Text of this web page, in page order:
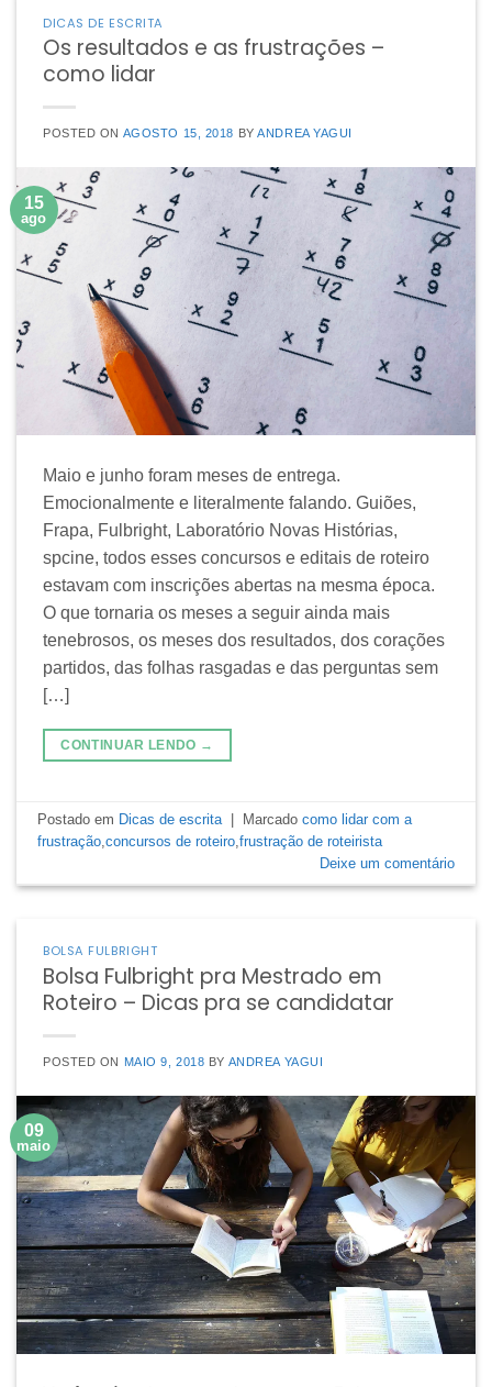
DICAS DE ESCRITA
Os resultados e as frustrações –
como lidar
POSTED ON AGOSTO 15, 2018 BYANDREA YAGUI
15
ago
Maio e junho foram meses de entrega.
Emocionalmente e literalmente falando. Guiões,
Frapa, Fulbright, Laboratório Novas Histórias,
spcine, todos esses concursos e editais de roteiro
estavam com inscrições abertas na mesma época.
O que tornaria os meses a seguir ainda mais
tenebrosos, os meses dos resultados, dos corações
partidos, das folhas rasgadas e das perguntas sem
[…]
CONTINUAR LENDO →
Postado em Dicas de escrita Marcadocomo lidar com a
frustração,concursos de roteiro,frustração de roteirista
Deixe um comentário
BOLSA FULBRIGHT
Bolsa Fulbright pra Mestrado em
Roteiro – Dicas pra se candidatar
POSTED ON MAIO 9, 2018 BY ANDREA YAGUI
09
maio